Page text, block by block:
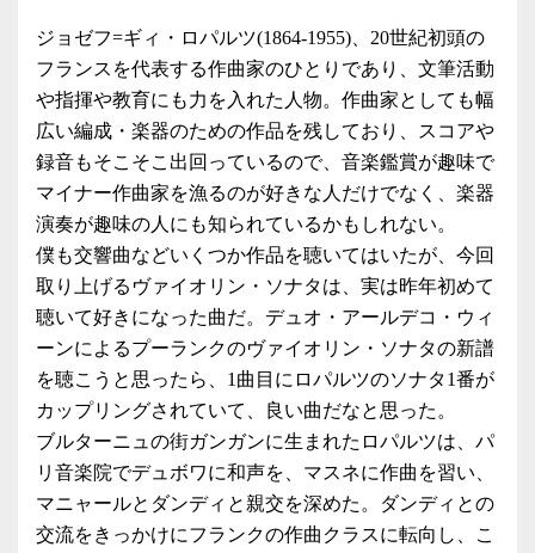
ジョゼフ=ギィ・ロパルツ(1864-1955)、20世紀初頭の
フランスを代表する作曲家のひとりであり、文筆活動
や指揮や教育にも力を入れた人物。作曲家としても幅
広い編成・楽器のための作品を残しており、スコアや
録音もそこそこ出回っているので、音楽鑑賞が趣味で
マイナー作曲家を漁るのが好きな人だけでなく、楽器
演奏が趣味の人にも知られているかもしれない。
僕も交響曲などいくつか作品を聴いてはいたが、今回
取り上げるヴァイオリン・ソナタは、実は昨年初めて
聴いて好きになった曲だ。デュオ・アールデコ・ウィ
ーンによるプーランクのヴァイオリン・ソナタの新譜
を聴こうと思ったら、1曲目にロパルツのソナタ1番が
カップリングされていて、良い曲だなと思った。
ブルターニュの街ガンガンに生まれたロパルツは、パ
リ音楽院でデュボワに和声を、マスネに作曲を習い、
マニャールとダンディと親交を深めた。ダンディとの
交流をきっかけにフランクの作曲クラスに転向し、こ